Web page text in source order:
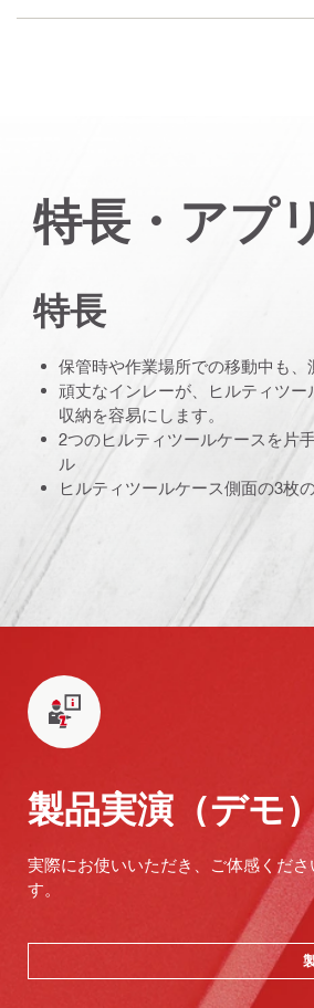
特長・アプ
特長
保管時や作業場所での移動中も、
頑丈なインレーが、ヒルティツー
収納を容易にします。
2つのヒルティツールケースを片
ル
ヒルティツールケース側面の3枚
製品実演（デモ
実際にお使いいただき、ご体感くだ
す。